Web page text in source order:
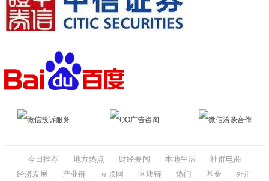
微信投诉服务 QQ广告咨询 微信洽谈合作
今日推荐 地方热点 财经要闻 本地生活
社群电商
经济发展
产业链 互联网 区块链 热门 基金 外汇